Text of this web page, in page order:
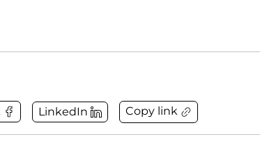
LinkedIn Copy link